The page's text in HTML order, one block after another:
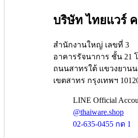
บริษัท ไทยแวร์
สำนักงานใหญ่ เลขที่ 3
อาคารรัจนาการ ชั้น 21
ถนนสาทรใต้ แขวงยานน
เขตสาทร กรุงเทพฯ
LINE Official
@thaiware.shop
02-635-0455 กด 1